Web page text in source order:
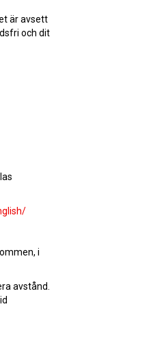
är avsett
och dit
i
avstånd.